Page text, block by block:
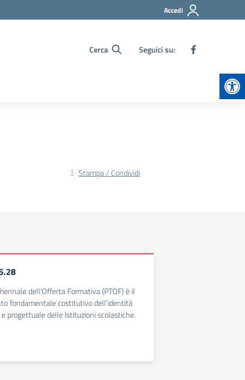
Accedi
Cerca Seguici su:
Stampa / Condividi
dell'Offerta Formativa (PTOF) è il
fondamentale costitutivo dell'identità
progettuale delle istituzioni scolastiche.